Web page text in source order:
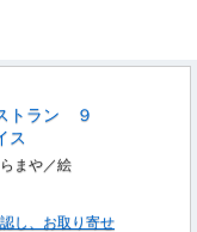
トラン ９
ス
まや／絵
し、お取り寄せ